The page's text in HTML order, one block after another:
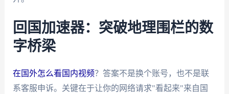
回国加速器：突破地理围栏的数
字桥梁
在国外怎么看国内视频？答案不是换个账号，也不是联
系客服申诉。关键在于让你的网络请求"看起来"来自国